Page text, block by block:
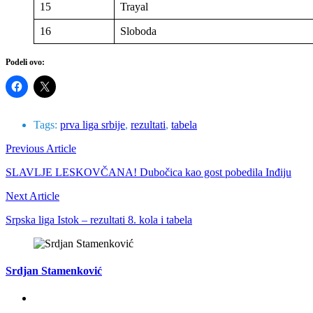
15 Trayal
16 Sloboda
Podeli ovo:
Tags: prva liga srbije, rezultati, tabela
Previous Article
SLAVLJE LESKOVČANA! Dubočica kao gost pobedila Inđiju
Next Article
Srpska liga Istok – rezultati 8. kola i tabela
Srdjan Stamenković